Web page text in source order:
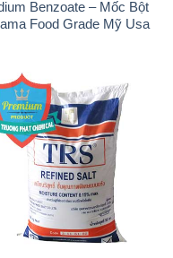
Lỏng – NH4OH 20%
Việt Nam